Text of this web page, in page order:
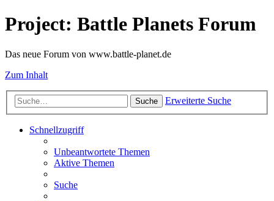
Project: Battle Planets Forum
Das neue Forum von www.battle-planet.de
Zum Inhalt
Suche Erweiterte Suche
Schnellzugriff
Unbeantwortete Themen
Aktive Themen
Suche